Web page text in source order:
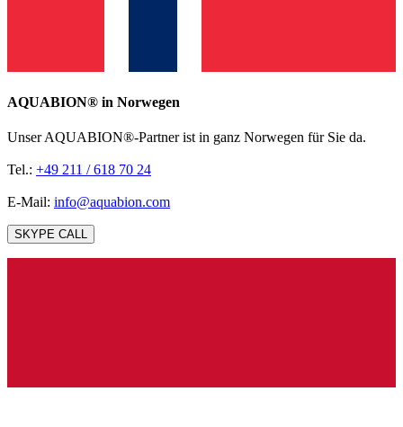
AQUABION®️ in Norwegen
Unser AQUABION®-Partner ist in ganz Norwegen für Sie da.
Tel.: +49 211 / 618 70 24
E-Mail: info@aquabion.com
SKYPE CALL